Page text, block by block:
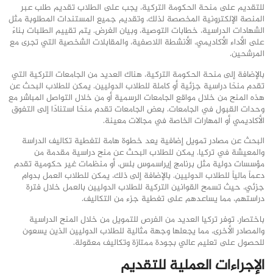
للتقديم على منحة الحكومة التركية، يجب على الطلاب تقديم طلب عبر
المنصة الإلكترونية المخصصة لذلك، وتقديم جميع المستندات المطلوبة مثل
الشهادات الدراسية، خطابات التوصية، وبيان الغرض. يتم تقييم الطلبات بناءً
على الأداء الأكاديمي، الأنشطة اللاصفية، والمقابلات الشخصية التي تجرى مع
المرشحين.
بالإضافة إلى منحة الحكومة التركية، هناك العديد من الجامعات التركية التي
تقدم منحًا دراسية جزئية أو كاملة للطلاب الدوليين. يمكن للطلاب البحث عن
هذه المنح من خلال مواقع الجامعات الرسمية أو من خلال التواصل المباشر مع
وحدات القبول في الجامعات. بعض الجامعات تقدم منحًا استنادًا إلى التفوق
الأكاديمي أو المهارات الخاصة في مجالات معينة.
البحث عن مصادر تمويل إضافية يعد خطوة هامة لتغطية تكاليف الدراسة
والمعيشة في تركيا. يمكن للطلاب البحث عن منح دراسية مقدمة من
مؤسسات دولية مثل برنامج إيراسموس بلس، أو منظمات غير حكومية تقدم
دعماً مالياً للطلاب الدوليين. بالإضافة إلى ذلك، يمكن للطلاب العمل بدوام
جزئي، حيث تسمح القوانين التركية للطلاب الدوليين بالعمل خلال فترة
دراستهم، مما يساعدهم على تغطية جزء من التكاليف.
باختصار، توفر تركيا العديد من الفرص للتمويل من خلال المنح الدراسية
والمصادر الأخرى، مما يجعلها وجهة مثالية للطلاب الدوليين الذين يسعون
للحصول على تعليم عالي بجودة ممتازة وتكاليف معقولة.
الإجراءات العملية للتقديم